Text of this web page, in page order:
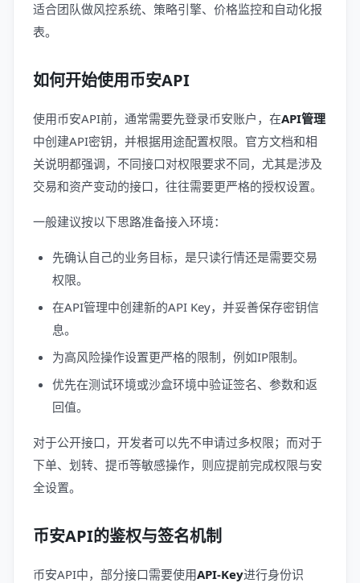
适合团队做风控系统、策略引擎、价格监控和自动化报
表。
如何开始使用币安API
使用币安API前，通常需要先登录币安账户，在API管理
中创建API密钥，并根据用途配置权限。官方文档和相
关说明都强调，不同接口对权限要求不同，尤其是涉及
交易和资产变动的接口，往往需要更严格的授权设置。
一般建议按以下思路准备接入环境：
先确认自己的业务目标，是只读行情还是需要交易
权限。
在API管理中创建新的API Key，并妥善保存密钥信
息。
为高风险操作设置更严格的限制，例如IP限制。
优先在测试环境或沙盒环境中验证签名、参数和返
回值。
对于公开接口，开发者可以先不申请过多权限；而对于
下单、划转、提币等敏感操作，则应提前完成权限与安
全设置。
币安API的鉴权与签名机制
币安API中，部分接口需要使用API-Key进行身份识